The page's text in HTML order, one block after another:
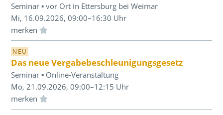
Seminar ▪ vor Ort in Ettersburg bei Weimar
Mi, 16.09.2026, 09:00–16:30 Uhr
Einloggen und Merkliste benutzen
NEU
Das neue Vergabebeschleunigungsgesetz
Seminar ▪ Online-Veranstaltung
Mo, 21.09.2026, 09:00–12:15 Uhr
Einloggen und Merkliste benutzen